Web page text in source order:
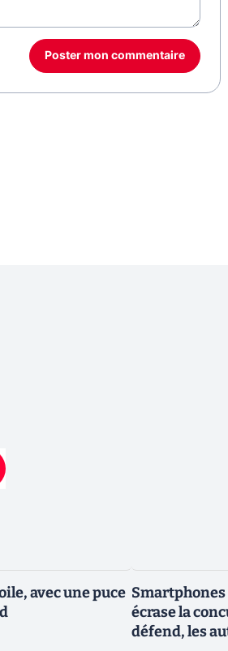
Poster mon commentaire
avec une puce Smartphones
écrase la
défend, les